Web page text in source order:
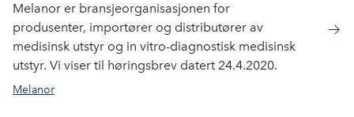
Melanor er bransjeorganisasjonen for
produsenter, importører og distributører av
medisinsk utstyr og in vitro-diagnostisk medisinsk
utstyr. Vi viser til høringsbrev datert 24.4.2020.
Melanor